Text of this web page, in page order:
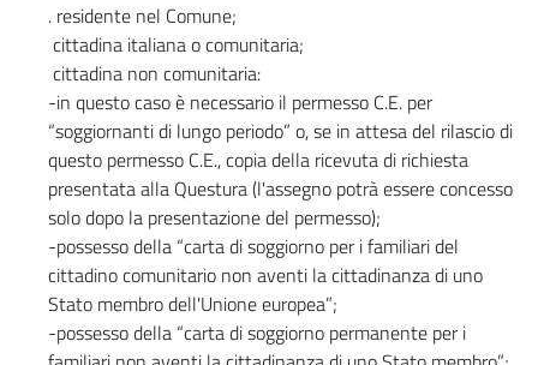
. residente nel Comune;
cittadina italiana o comunitaria;
cittadina non comunitaria:
-in questo caso è necessario il permesso C.E. per
“soggiornanti di lungo periodo” o, se in attesa del rilascio di
questo permesso C.E., copia della ricevuta di richiesta
presentata alla Questura (l'assegno potrà essere concesso
solo dopo la presentazione del permesso);
-possesso della “carta di soggiorno per i familiari del
cittadino comunitario non aventi la cittadinanza di uno
Stato membro dell'Unione europea”;
-possesso della “carta di soggiorno permanente per i